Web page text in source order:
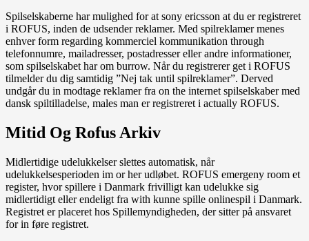
Spilselskaberne har mulighed for at sony ericsson at du er registreret
i ROFUS, inden de udsender reklamer. Med spilreklamer menes
enhver form regarding kommerciel kommunikation through
telefonnumre, mailadresser, postadresser eller andre informationer,
som spilselskabet har om burrow. Når du registrerer get i ROFUS
tilmelder du dig samtidig ”Nej tak until spilreklamer”. Derved
undgår du in modtage reklamer fra on the internet spilselskaber med
dansk spiltilladelse, males man er registreret i actually ROFUS.
Mitid Og Rofus Arkiv
Midlertidige udelukkelser slettes automatisk, når
udelukkelsesperioden im or her udløbet. ROFUS emergeny room et
register, hvor spillere i Danmark frivilligt kan udelukke sig
midlertidigt eller endeligt fra with kunne spille onlinespil i Danmark.
Registret er placeret hos Spillemyndigheden, der sitter på ansvaret
for in føre registret.